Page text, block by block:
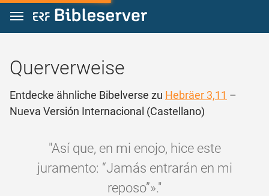
Zum Inhalt springen
Querverweise
Entdecke ähnliche Bibelverse zu Hebräer 3,11 –
Nueva Versión Internacional (Castellano)
"Así que, en mi enojo, hice este
juramento: “Jamás entrarán en mi
reposo”»."